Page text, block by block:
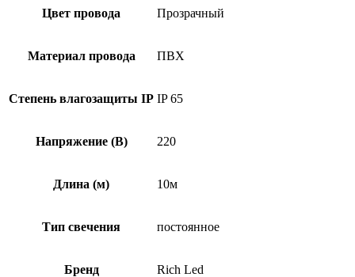
Цвет провода Прозрачный
Материал провода ПВХ
Степень влагозащиты IP IP 65
Напряжение (В) 220
Длина (м) 10м
Тип свечения постоянное
Бренд Rich Led